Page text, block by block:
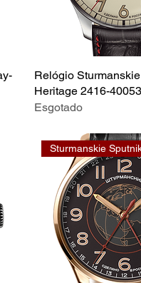
Relógio
Heritage 2416-
Esgotado
Sturmanskie